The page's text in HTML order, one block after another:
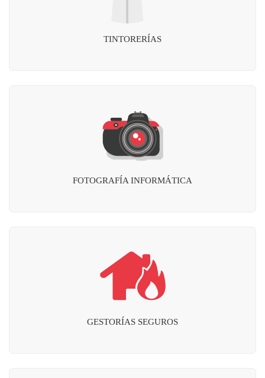
TINTORERÍAS
FOTOGRAFÍA INFORMÁTICA
GESTORÍAS SEGUROS